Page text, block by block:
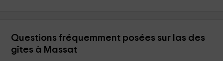
Questions fréquemment posées sur las des
gîtes à Massat